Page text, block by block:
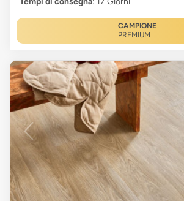
CAMPIONE
PREMIUM